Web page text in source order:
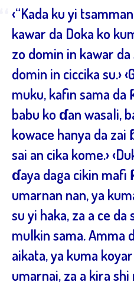
‹“Kada ku yi
kawar da Doka ko
zo domin in kawar da
domin in ciccika su.›
muku, kafin sama da
babu ko ɗan wasali,
kowace hanya da zai
sai an cika kome.›
ɗaya daga cikin mafi
umarnan nan, ya
su yi haka, za a ce
mulkin sama. Amma
aikata, ya kuma
umarnai, za a kira